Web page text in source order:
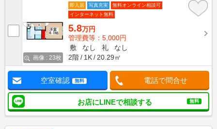
画像 : 23枚
即入居 写真充実
無料オンライン相談可
インターネット無料
5.8万円
管理費等：5,000円
敷
なし 礼
なし
2階
1K 20.29㎡
空室確認 無料 電話で問合せ
お店にLINEで相談する 無料